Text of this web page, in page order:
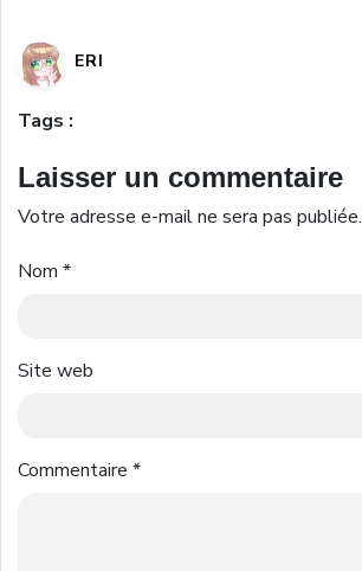
ERI
Tags :
Laisser un commentaire
Votre adresse e-mail ne sera pas publiée.
Nom *
Site web
Commentaire *